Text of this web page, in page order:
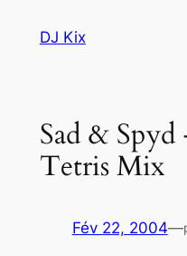
DJ Kix
Sad &
Tetris Mix
Fév 22, 2004—